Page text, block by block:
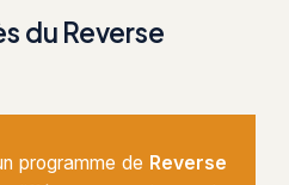
du Reverse
programme de Reverse